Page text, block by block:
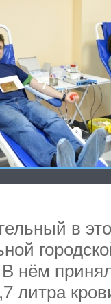
в
нём
литра